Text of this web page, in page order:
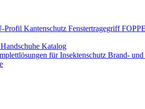
Profil Kantenschutz Fenstertragegriff
Handschuhe Katalog
für Insektenschutz Brand- und